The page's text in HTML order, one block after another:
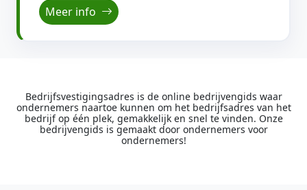
Meer info
Bedrijfsvestigingsadres is de online bedrijvengids waar
ondernemers naartoe kunnen om het bedrijfsadres van het
bedrijf op één plek, gemakkelijk en snel te vinden. Onze
bedrijvengids is gemaakt door ondernemers voor
ondernemers!